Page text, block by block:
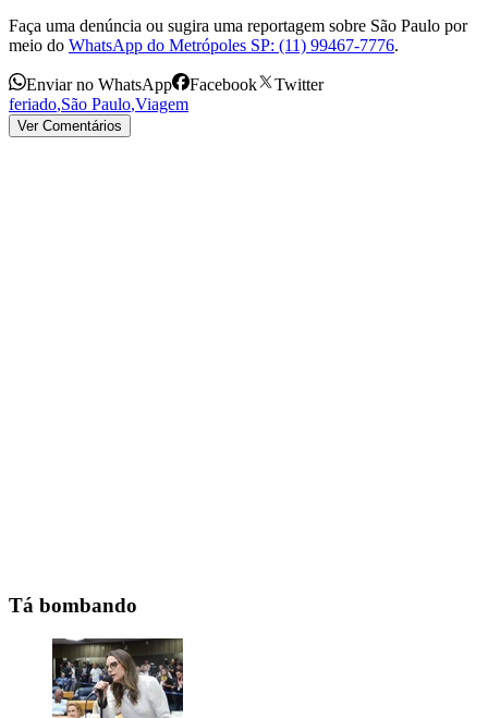
Faça uma denúncia ou sugira uma reportagem sobre São Paulo por
meio do WhatsApp do Metrópoles SP: (11) 99467-7776.
Enviar no WhatsApp Facebook
Twitter
feriado,São Paulo,Viagem
Ver Comentários
Tá bombando